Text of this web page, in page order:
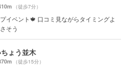
（徒歩7分）
イベント🍁 口コミ見ながらタイミングよ
そう
ょう並木
（徒歩15分）